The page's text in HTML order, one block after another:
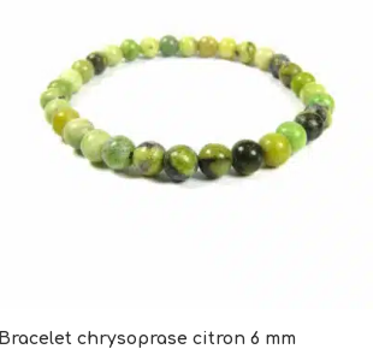
Bracelet chrysoprase citron 6 mm